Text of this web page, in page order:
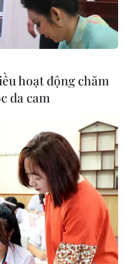
1. (Nguồn: sqlq1.edu.vn)
Thịnh, Phòng
quân 1 thông tin
chức năng đang
kết luận nguyên
hoạt động chăm
da cam